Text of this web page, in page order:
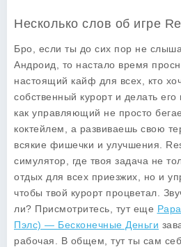
Несколько слов об игре
Бро, если ты до сих пор не
Андроид, то настало время
настоящий кайф для всех, кто
собственный курорт и делать
как управляющий не просто
коктейлем, а развиваешь свою
всякие фишечки и улучшения.
симулятор, где твоя задача не
отдых для всех приезжих, но и
чтобы твой курорт процветал.
ли? Присмотритесь, тут еще
Пэлс) — Бесконечные Деньги
рабочая. В общем, тут ты сам